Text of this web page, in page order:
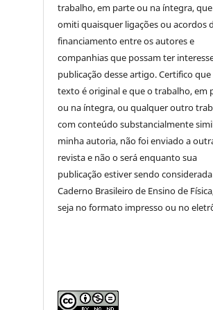
trabalho, em parte ou na íntegra,
omiti quaisquer ligações ou acordos
financiamento entre os autores e
companhias que possam ter
publicação desse artigo. Certifico que
texto é original e que o trabalho, em
ou na íntegra, ou qualquer outro
com conteúdo substancialmente
minha autoria, não foi enviado a
revista e não o será enquanto sua
publicação estiver sendo
Caderno Brasileiro de Ensino de
seja no formato impresso ou no